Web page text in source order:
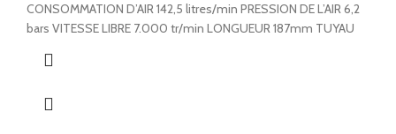
CONSOMMATION D’AIR 142,5 litres/min PRESSION DE L’AIR 6,2
bars VITESSE LIBRE 7.000 tr/min LONGUEUR 187mm TUYAU